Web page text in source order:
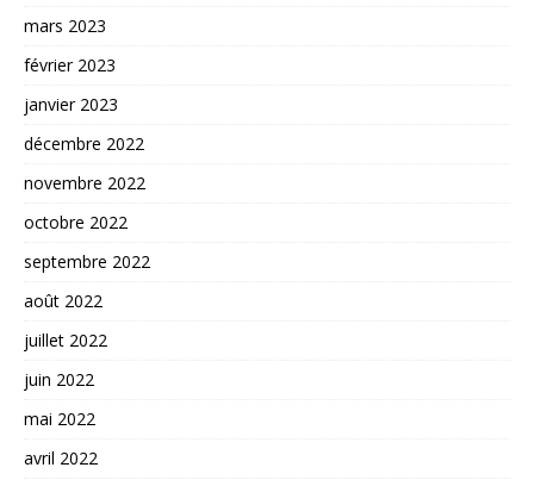
mars 2023
février 2023
janvier 2023
décembre 2022
novembre 2022
octobre 2022
septembre 2022
août 2022
juillet 2022
juin 2022
mai 2022
avril 2022